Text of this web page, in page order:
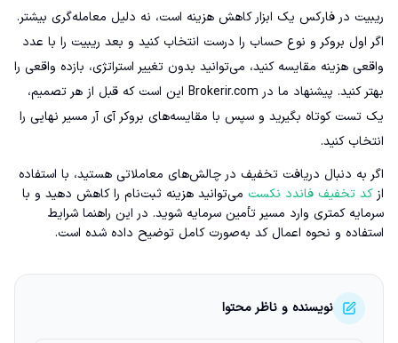
ریبیت در فارکس یک ابزار کاهش هزینه است، نه دلیل معامله‌گری بیشتر.
اگر اول بروکر و نوع حساب را درست انتخاب کنید و بعد ریبیت را با عدد
واقعی هزینه مقایسه کنید، می‌توانید بدون تغییر استراتژی، بازده واقعی را
بهتر کنید. پیشنهاد ما در Brokerir.com این است که قبل از هر تصمیم،
یک تست کوتاه بگیرید و سپس با مقایسه‌های بروکر آی آر مسیر نهایی را
انتخاب کنید.
اگر به دنبال دریافت تخفیف در چالش‌های معاملاتی هستید، با استفاده
از کد تخفیف فاندد نکست می‌توانید هزینه ثبت‌نام را کاهش دهید و با
سرمایه کمتری وارد مسیر تأمین سرمایه شوید. در این راهنما شرایط
استفاده و نحوه اعمال کد به‌صورت کامل توضیح داده شده است.
نویسنده و ناظر محتوا